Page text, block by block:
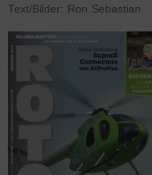
Text/Bilder: Ron Sebastian